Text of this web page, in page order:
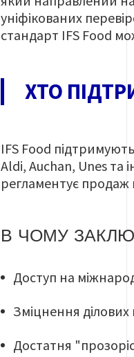
уніфікованих
стандарт IFS Food
ХТО
IFS Food
Aldi, Auchan, Unes та
регламентує продаж
В ЧОМУ
Доступ на
Зміцнення ділових
Достатня